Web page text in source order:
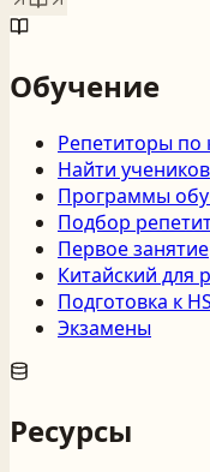
Обучение
Репетиторы по
Найти учеников
Программы
Подбор
Первое занятие
Китайский для
Подготовка к
Экзамены
Ресурсы